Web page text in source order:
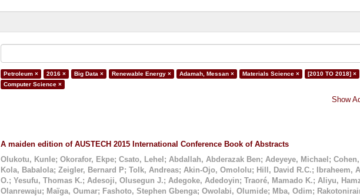
Petroleum × 2016 × Big Data × Renewable Energy × Adamah, Messan × Materials Science ×
[2010 TO 2018] ×
Computer Science ×
Show
A maiden edition of AUSTECH 2015 International Conference Book of Abstracts
Olukotu, Kunle; Okorafor, Ekpe; Csato, Lehel ; Abdallah, Abderazak Ben; Adeyeye, Michael ;
Kola, Babalola; Zeigler, Bernard P; Tolk, Andreas; Akin-Ojo, Omololu; Hill, David R.C.;
Ibraheem,
O.; Yesufu, Thomas K.; Adesoji, Olusegun J.; Adegoke, Adedoyin; Traoré, Mamado K.; Aliyu,
Olanrewaju; Maïga, Oumar; Fashoto, Stephen Gbenga; Owolabi, Olumide; Mba, Odim;